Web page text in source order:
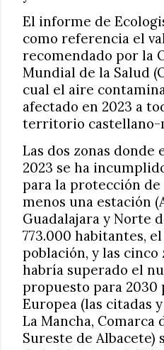
El informe de
como referencia el
recomendado por la
Mundial de la Salud
cual el aire
afectado en 2023 a
territorio castellano-
Las dos zonas donde
2023 se ha
para la protección de
menos una estación
Guadalajara y Norte
773.000 habitantes,
población, y las cinco
habría superado el
propuesto para 2030
Europea (las citadas
La Mancha, Comarca
Sureste de Albacete)